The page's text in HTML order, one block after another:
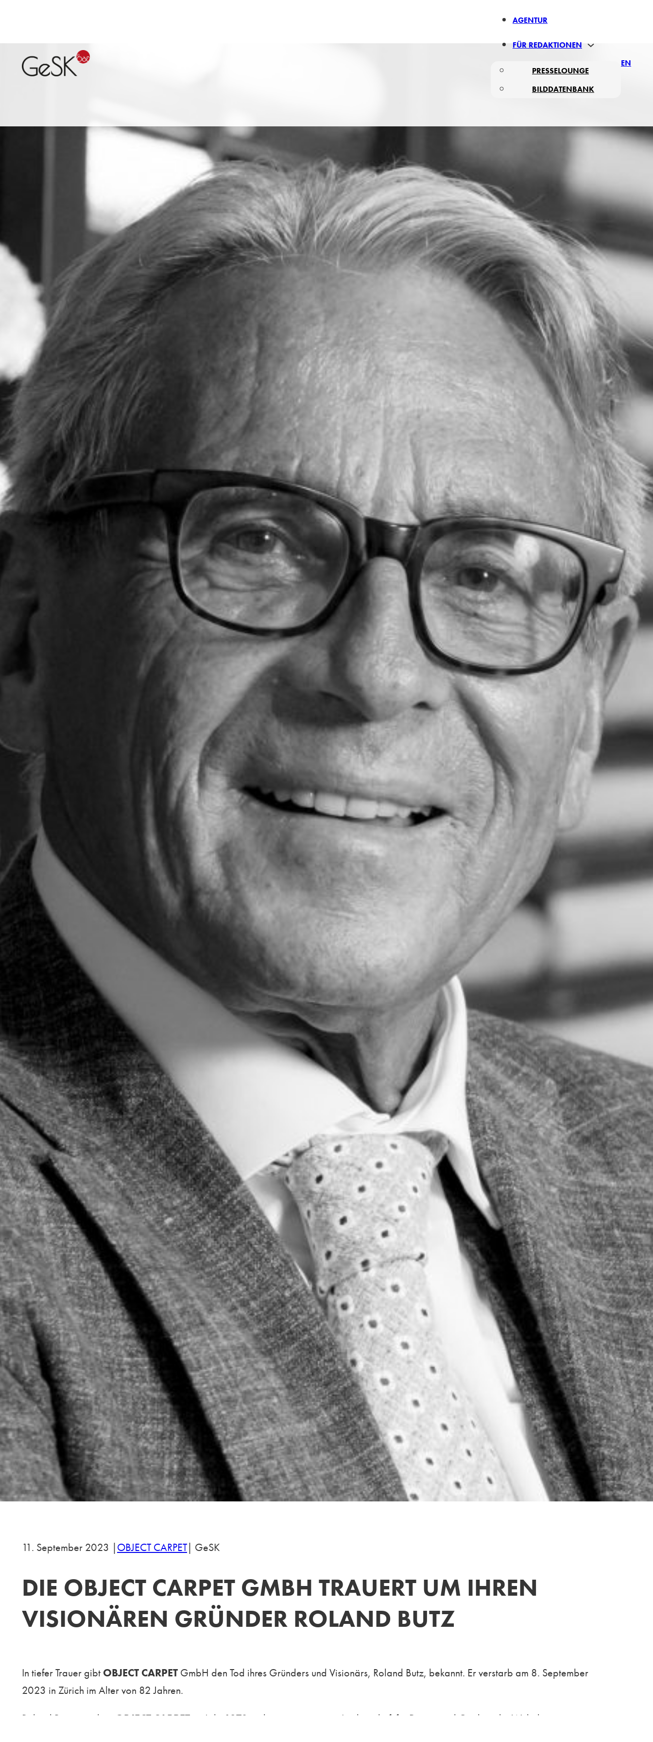
AGENTUR
FÜR REDAKTIONEN
PRESSELOUNGE
BILDDATENBANK
EN
11. September 2023 |OBJECT CARPET| GeSK
DIE OBJECT CARPET GMBH TRAUERT UM IHREN
VISIONÄREN GRÜNDER ROLAND BUTZ
In tiefer Trauer gibt OBJECT CARPET GmbH den Tod ihres Gründers und Visionärs, Roland Butz, bekannt. Er verstarb am 8. September
2023 in Zürich im Alter von 82 Jahren.
Roland Butz gründete
OBJECT CARPET im Jahr 1972 und prägte mit seiner Leidenschaft für Design und Qualität die Welt der